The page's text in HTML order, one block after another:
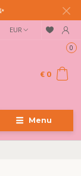
Menu
EUR
0
€ 0